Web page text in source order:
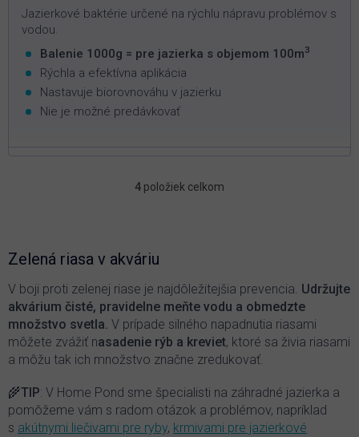
Jazierkové baktérie určené na rýchlu nápravu problémov s
vodou.
Balenie 1000g = pre jazierka s objemom 100m3
Rýchla a efektívna aplikácia
Nastavuje biorovnováhu v jazierku
Nie je možné predávkovať
O
c
i
e
p
r
v
y
v
ý
4 položiek celkom
Zelená riasa v akváriu
V boji proti zelenej riase je najdôležitejšia prevencia. Udržujte
akvárium čisté, pravidelne meňte vodu a obmedzte
množstvo svetla. V prípade silného napadnutia riasami
môžete zvážiť nasadenie rýb a kreviet, ktoré sa živia riasami
a môžu tak ich množstvo značne zredukovať.
🌾TIP: V Home Pond sme špecialisti na záhradné jazierka a
pomôžeme vám s radom otázok a problémov, napríklad
s akútnymi liečivami pre ryby, krmivami pre jazierkové